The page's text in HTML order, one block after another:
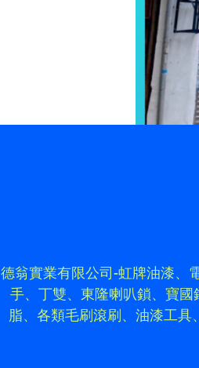
德翁實業有限公司-虹牌油漆、
手、丁雙、東隆喇叭鎖、寶
脂、各類毛刷滾刷、油漆工